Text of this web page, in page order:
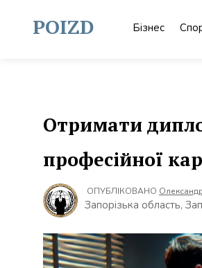
contentPOIZD Бізнес
Отримати
професійної
ОПУБЛІКОВАНО
Запорізька область,